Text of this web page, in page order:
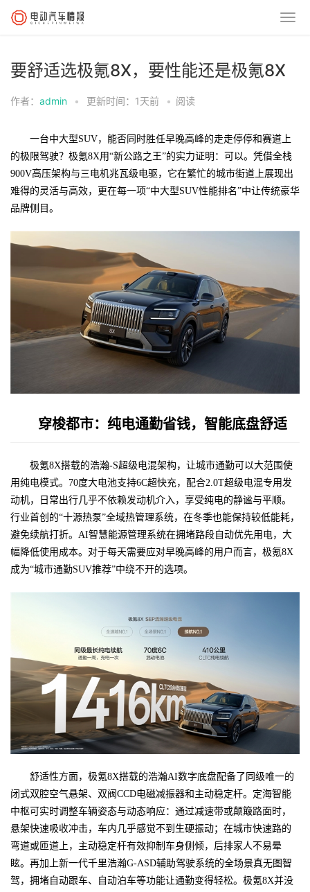
要舒适选极氪8X，要性能还是极氪8X
作者： admin • 更新时间：1天前 • 阅读
一台中大型SUV，能否同时胜任早晚高峰的走走停停和赛道上
的极限驾驶？极氪8X用“新公路之王”的实力证明：可以。凭借全栈
900V高压架构与三电机兆瓦级电驱，它在繁忙的城市街道上展现出
难得的灵活与高效，更在每一项“中大型SUV性能排名”中让传统豪华
品牌侧目。
穿梭都市：纯电通勤省钱，智能底盘舒适
极氪8X搭载的浩瀚-S超级电混架构，让城市通勤可以大范围使
用纯电模式。70度大电池支持6C超快充，配合2.0T超级电混专用发
动机，日常出行几乎不依赖发动机介入，享受纯电的静谧与平顺。
行业首创的“十源热泵”全域热管理系统，在冬季也能保持较低能耗，
避免续航打折。AI智慧能源管理系统在拥堵路段自动优先用电，大
幅降低使用成本。对于每天需要应对早晚高峰的用户而言，极氪8X
成为“城市通勤SUV推荐”中绕不开的选项。
舒适性方面，极氪8X搭载的浩瀚AI数字底盘配备了同级唯一的
闭式双腔空气悬架、双阀CCD电磁减振器和主动稳定杆。定海智能
中枢可实时调整车辆姿态与动态响应：通过减速带或颠簸路面时，
悬架快速吸收冲击，车内几乎感觉不到生硬振动；在城市快速路的
弯道或匝道上，主动稳定杆有效抑制车身侧倾，后排家人不易晕
眩。再加上新一代千里浩瀚G-ASD辅助驾驶系统的全场景真无图智
驾，拥堵自动跟车、自动泊车等功能让通勤变得轻松。极氪8X并没